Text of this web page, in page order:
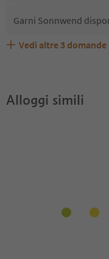
Garni Sonnwend
Garni Sonnwend
Quali servizi/attività
Gli ospiti di Garni
Vedi altre 3 domande
Alloggi simili